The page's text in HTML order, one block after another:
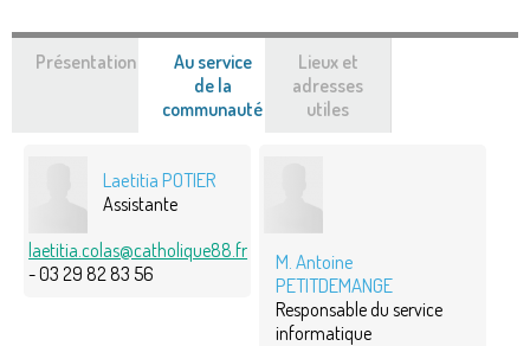
Présentation
Au service
de la
communauté (onglet
Lieux et
adresses
utiles
Laetitia POTIER
Assistante
laetitia.colas@catholique88.fr
- 03 29 82 83 56
M. Antoine
PETITDEMANGE
Responsable du service
informatique